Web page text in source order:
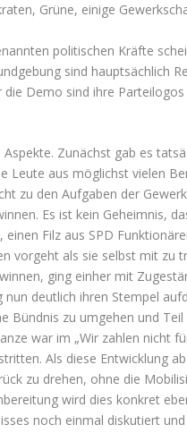
Grüne, einige
politischen Kräfte
sind hauptsächlich
Demo sind ihre
Zunächst gab es
Leute aus möglichst vielen
zu den Aufgaben der
Es ist kein Geheimnis,
Filz aus SPD
vorgeht als sie selbst mit zu
ging einher mit
deutlich ihren Stempel
Bündnis zu umgehen und
war im „Wir zahlen nicht
Als diese Entwicklung
zu drehen, ohne die
wird dies konkret
noch einmal diskutiert